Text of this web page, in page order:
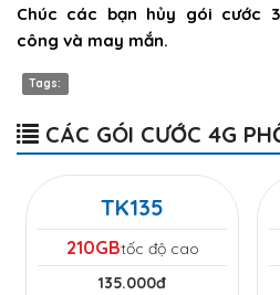
Chúc các bạn hủy gói cước
công và may mắn.
Tags:
CÁC GÓI CƯỚC 4G
TK135
210GBtốc độ cao
135.000đ